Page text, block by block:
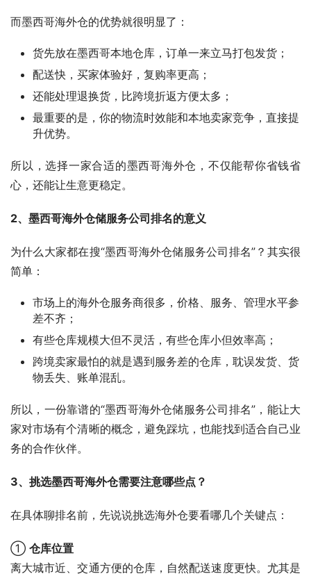
而墨西哥海外仓的优势就很明显了：
货先放在墨西哥本地仓库，订单一来立马打包发货；
配送快，买家体验好，复购率更高；
还能处理退换货，比跨境折返方便太多；
最重要的是，你的物流时效能和本地卖家竞争，直接提
升优势。
所以，选择一家合适的墨西哥海外仓，不仅能帮你省钱省
心，还能让生意更稳定。
2、墨西哥海外仓储服务公司排名的意义
为什么大家都在搜“墨西哥海外仓储服务公司排名”？其实很
简单：
市场上的海外仓服务商很多，价格、服务、管理水平参
差不齐；
有些仓库规模大但不灵活，有些仓库小但效率高；
跨境卖家最怕的就是遇到服务差的仓库，耽误发货、货
物丢失、账单混乱。
所以，一份靠谱的“墨西哥海外仓储服务公司排名”，能让大
家对市场有个清晰的概念，避免踩坑，也能找到适合自己业
务的合作伙伴。
3、挑选墨西哥海外仓需要注意哪些点？
在具体聊排名前，先说说挑选海外仓要看哪几个关键点：
① 仓库位置
离大城市近、交通方便的仓库，自然配送速度更快。尤其是